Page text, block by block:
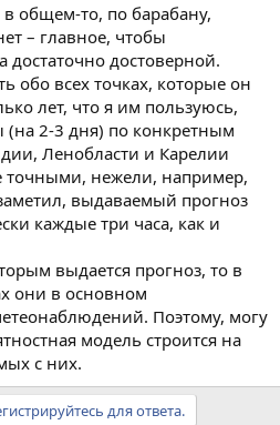
общем-то, по барабану,
– главное, чтобы
достоверной.
обо всех точках, которые он
лет, что я им пользуюсь,
(на 2-3 дня) по конкретным
Ленобласти и Карелии
точными, нежели, например,
выдаваемый прогноз
каждые три часа, как и
выдается прогноз, то в
они в основном
Поэтому, могу
модель строится на
с них.
для ответа.